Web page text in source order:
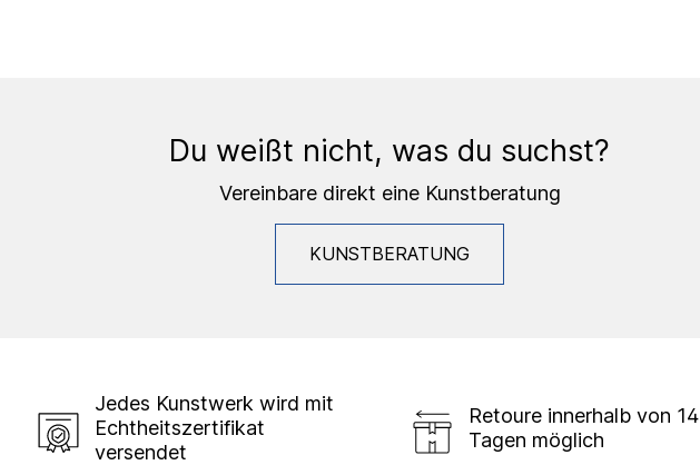
Du weißt nicht, was du suchst?
Vereinbare direkt eine Kunstberatung
KUNSTBERATUNG
Jedes Kunstwerk wird mit
Echtheitszertifikat
versendet
Retoure innerhalb von 14
Tagen möglich